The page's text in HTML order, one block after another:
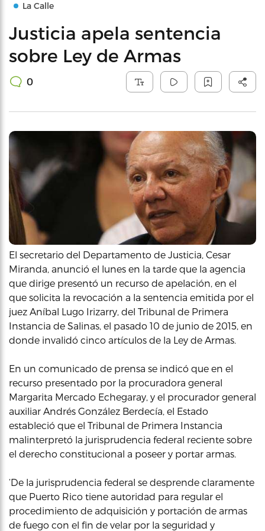
La Calle
Justicia apela sentencia
sobre Ley de Armas
0
El secretario del Departamento de Justicia, Cesar
Miranda, anunció el lunes en la tarde que la agencia
que dirige presentó un recurso de apelación, en el
que solicita la revocación a la sentencia emitida por el
juez Aníbal Lugo Irizarry, del Tribunal de Primera
Instancia de Salinas, el pasado 10 de junio de 2015, en
donde invalidó cinco artículos de la Ley de Armas.
En un comunicado de prensa se indicó que en el
recurso presentado por la procuradora general
Margarita Mercado Echegaray, y el procurador general
auxiliar Andrés González Berdecía, el Estado
estableció que el Tribunal de Primera Instancia
malinterpretó la jurisprudencia federal reciente sobre
el derecho constitucional a poseer y portar armas.
‘De la jurisprudencia federal se desprende claramente
que Puerto Rico tiene autoridad para regular el
procedimiento de adquisición y portación de armas
de fuego con el fin de velar por la seguridad y